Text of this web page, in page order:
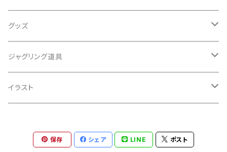
雑誌
単行本
グッズ
Tシャツ
バッジ
ジャグリング道具
専用ポーチ
イラスト
Delivery
保存 シェア LINE ポスト